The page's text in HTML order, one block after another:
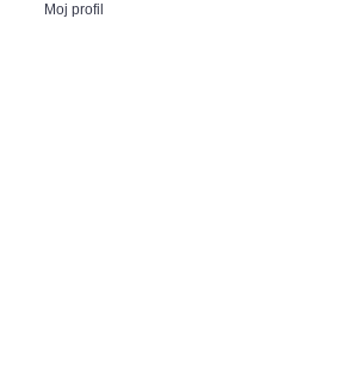
Moj profil